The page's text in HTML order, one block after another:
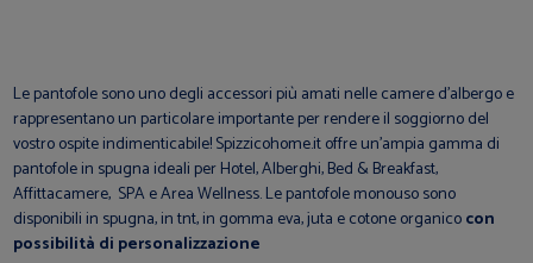
Le pantofole sono uno degli accessori più amati nelle camere d’albergo e
rappresentano un particolare importante per rendere il soggiorno del
vostro ospite indimenticabile! Spizzicohome.it offre un’ampia gamma di
pantofole in spugna ideali per Hotel, Alberghi, Bed & Breakfast,
Affittacamere, SPA e Area Wellness. Le pantofole monouso sono
disponibili in spugna, in tnt, in gomma eva, juta e cotone organicocon
possibilità di personalizzazione